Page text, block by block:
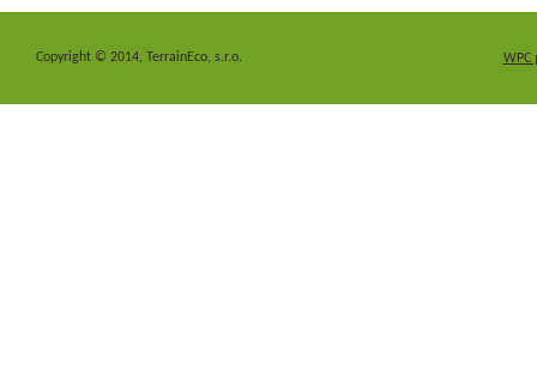
WPC
Copyright © 2014, TerrainEco, s.r.o.